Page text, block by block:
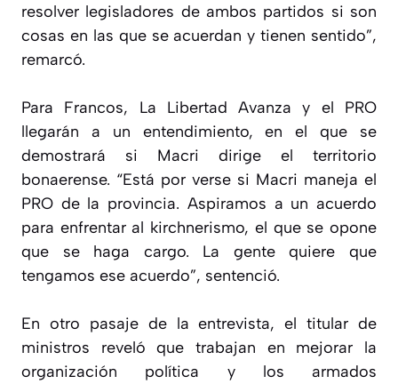
resolver legisladores de ambos partidos si son
cosas en las que se acuerdan y tienen sentido”,
remarcó.
Para Francos, La Libertad Avanza y el PRO
llegarán a un entendimiento, en el que se
demostrará si Macri dirige el territorio
bonaerense. “Está por verse si Macri maneja el
PRO de la provincia. Aspiramos a un acuerdo
para enfrentar al kirchnerismo, el que se opone
que se haga cargo. La gente quiere que
tengamos ese acuerdo”, sentenció.
En otro pasaje de la entrevista, el titular de
ministros reveló que trabajan en mejorar la
organización política y los armados